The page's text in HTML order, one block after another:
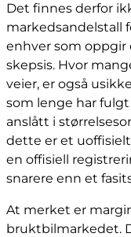
Det finnes derfor
markedsandelstall
enhver som
skepsis. Hvor
veier, er også
som lenge har
anslått i
dette er et
en offisiell
snarere enn et
At merket er
bruktbilmarkedet.